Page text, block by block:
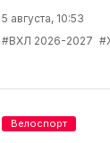
5 августа, 10:53
#ВХЛ 2026-2027
Велоспорт